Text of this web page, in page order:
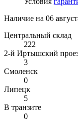
Наличие на 06
Центральный склад
222
2-й Иртышский
3
Смоленск
0
Липецк
5
В транзите
0